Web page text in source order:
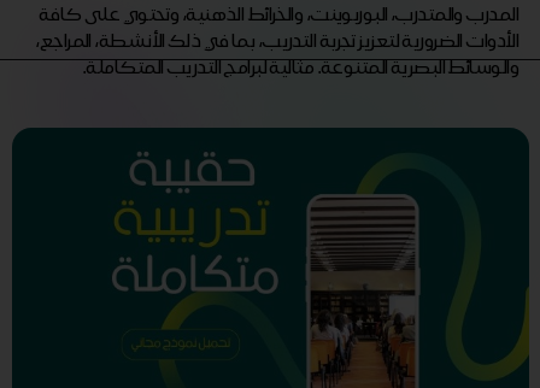
المدرب والمتدرب، البوربوينت، والخرائط الذهنية، وتحتوي على كافة
الأدوات الضرورية لتعزيز تجربة التدريب، بما في ذلك الأنشطة، المراجع،
والوسائط البصرية المتنوعة. مثالية لبرامج التدريب المتكاملة.